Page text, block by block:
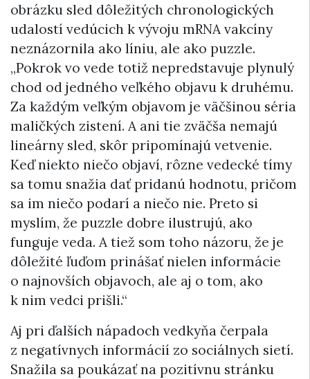
obrázku sled dôležitých chronologických
udalostí vedúcich k vývoju mRNA vakcíny
neznázornila ako líniu, ale ako puzzle.
„Pokrok vo vede totiž nepredstavuje plynulý
chod od jedného veľkého objavu k druhému.
Za každým veľkým objavom je väčšinou séria
maličkých zistení. A ani tie zväčša nemajú
lineárny sled, skôr pripomínajú vetvenie.
Keď niekto niečo objaví, rôzne vedecké tímy
sa tomu snažia dať pridanú hodnotu, pričom
sa im niečo podarí a niečo nie. Preto si
myslím, že puzzle dobre ilustrujú, ako
funguje veda. A tiež som toho názoru, že je
dôležité ľuďom prinášať nielen informácie
o najnovších objavoch, ale aj o tom, ako
k nim vedci prišli.“
Aj pri ďalších nápadoch vedkyňa čerpala
z negatívnych informácií zo sociálnych sietí.
Snažila sa poukázať na pozitívnu stránku